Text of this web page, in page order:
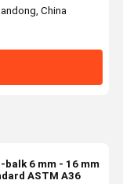
China
balk 6 mm - 16 mm
ASTM A36